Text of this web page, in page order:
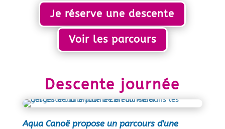
Je réserve une descente
Voir les parcours
Descente journée
Aqua Canoë propose un parcours d'une